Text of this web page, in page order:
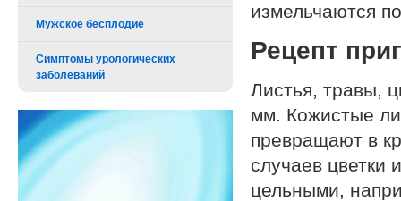
Мужское бесплодие
Симптомы урологических
заболеваний
измельчаются
Рецепт
Листья, травы,
мм. Кожистые
превращают в
случаев цветки
цельными,